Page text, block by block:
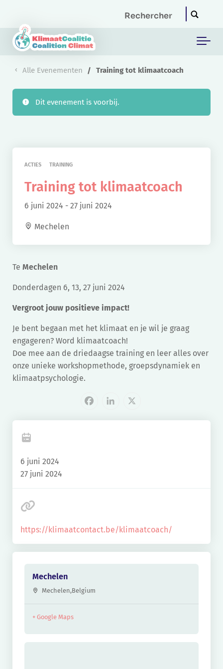
Alle Evenementen Training tot klimaatcoach
Dit evenement is voorbij.
ACTIES TRAINING
Training tot klimaatcoach
6 juni 2024 - 27 juni 2024
Mechelen
Te Mechelen
Donderdagen 6, 13, 27 juni 2024
Vergroot jouw positieve impact!
Je bent begaan met het klimaat en je wil je graag
engageren? Word klimaatcoach!
Doe mee aan de driedaagse training en leer alles over
onze unieke workshopmethode, groepsdynamiek en
klimaatpsychologie.
Facebook
LinkedIn
X
6 juni 2024
27 juni 2024
https://klimaatcontact.be/klimaatcoach/
Mechelen
Mechelen,Belgium
+ Google Maps